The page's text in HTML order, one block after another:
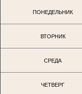
ПОНЕДЕЛЬНИК
ВТОРНИК
СРЕДА
ЧЕТВЕРГ